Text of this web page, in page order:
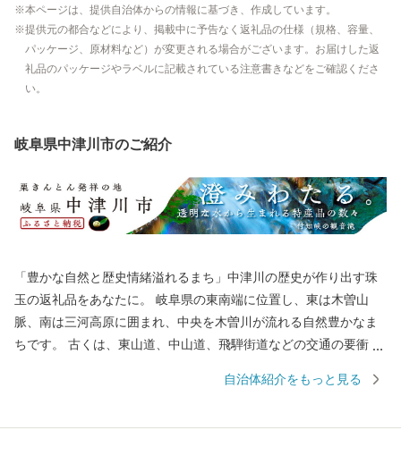
本ページは、提供自治体からの情報に基づき、作成しています。
提供元の都合などにより、掲載中に予告なく返礼品の仕様（規格、容量、
パッケージ、原材料など）が変更される場合がございます。お届けした返
礼品のパッケージやラベルに記載されている注意書きなどをご確認くださ
い。
岐阜県中津川市のご紹介
「豊かな自然と歴史情緒溢れるまち」中津川の歴史が作り出す珠
玉の返礼品をあなたに。 岐阜県の東南端に位置し、東は木曽山
脈、南は三河高原に囲まれ、中央を木曽川が流れる自然豊かなま
ちです。 古くは、東山道、中山道、飛騨街道などの交通の要衝と
て成長してきました。 一方、豊かな自然環境のなかで産出される
自治体紹介をもっと見る